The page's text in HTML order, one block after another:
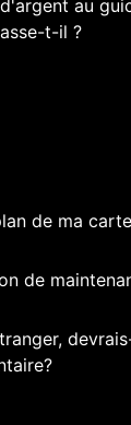
au
t-il ?
de ma
de